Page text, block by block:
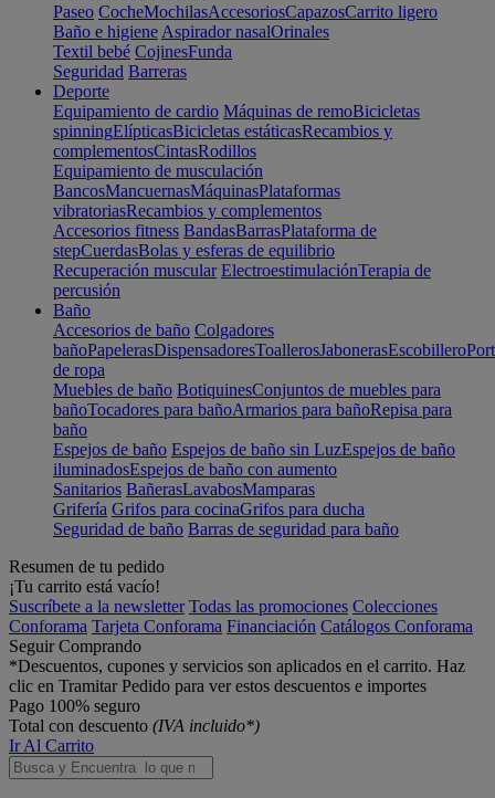
Paseo CocheMochilasAccesoriosCapazosCarrito ligero
Baño e higiene Aspirador nasalOrinales
Textil bebé CojinesFunda
Seguridad Barreras
Deporte
Equipamiento de cardio Máquinas de remoBicicletas
spinningElípticasBicicletas estáticasRecambios y
complementosCintasRodillos
Equipamiento de musculación
BancosMancuernasMáquinasPlataformas
vibratoriasRecambios y complementos
Accesorios fitness BandasBarrasPlataforma de
stepCuerdasBolas y esferas de equilibrio
Recuperación muscular ElectroestimulaciónTerapia de
percusión
Baño
Accesorios de baño Colgadores
bañoPapelerasDispensadoresToallerosJabonerasEscobillero
de ropa
Muebles de baño BotiquinesConjuntos de muebles para
bañoTocadores para bañoArmarios para bañoRepisa para
baño
Espejos de baño Espejos de baño sin LuzEspejos de baño
iluminadosEspejos de baño con aumento
Sanitarios BañerasLavabosMamparas
Grifería Grifos para cocinaGrifos para ducha
Seguridad de baño Barras de seguridad para baño
Resumen de tu pedido
¡Tu carrito está vacío!
Suscríbete a la newsletter Todas las promociones Colecciones
Conforama Tarjeta Conforama Financiación Catálogos Conforama
Seguir Comprando
*Descuentos, cupones y servicios son aplicados en el carrito. Haz
clic en Tramitar Pedido para ver estos descuentos e importes
Pago 100% seguro
Total con descuento (IVA incluido*)
Ir Al Carrito